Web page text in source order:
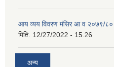
आय व्यय विवरण मंसिर आ व २०७९/८०
मिति: 12/27/2022 - 15:26
अन्य